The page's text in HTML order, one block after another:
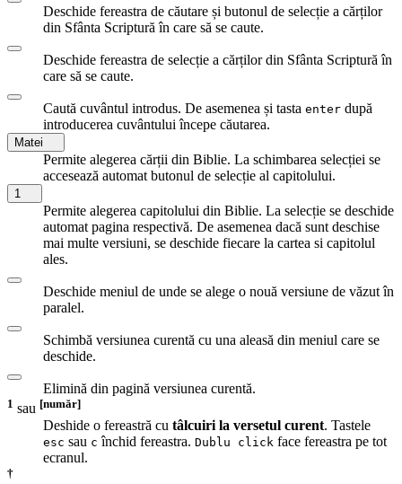
Deschide fereastra de căutare și butonul de selecție a cărților
din Sfânta Scriptură în care să se caute.
Deschide fereastra de selecție a cărților din Sfânta Scriptură în
care să se caute.
Caută cuvântul introdus. De asemenea și tasta enter după
introducerea cuvântului începe căutarea.
Matei
Permite alegerea cărții din Biblie. La schimbarea selecției se
accesează automat butonul de selecție al capitolului.
1
Permite alegerea capitolului din Biblie. La selecție se deschide
automat pagina respectivă. De asemenea dacă sunt deschise
mai multe versiuni, se deschide fiecare la cartea si capitolul
ales.
Deschide meniul de unde se alege o nouă versiune de văzut în
paralel.
Schimbă versiunea curentă cu una aleasă din meniul care se
deschide.
Elimină din pagină versiunea curentă.
1 sau [număr]
Deshide o fereastră cu tâlcuiri la versetul curent. Tastele
esc sau c închid fereastra. Dublu click face fereastra pe tot
ecranul.
†